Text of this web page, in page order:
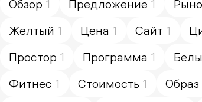
Обзор 1 Предложение 1
Желтый 1 Цена 1 Сайт 1
Простор 1 Программа 1
Фитнес 1 Стоимость 1 Образ